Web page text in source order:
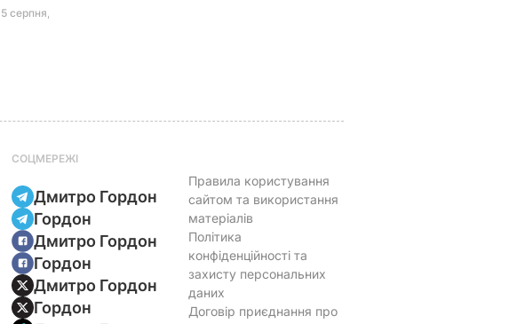
5 серпня, 19.25
СОЦМЕРЕЖІ
Дмитро Гордон
Гордон
Дмитро Гордон
Гордон
Дмитро Гордон
Гордон
Правила користування
сайтом та використання
матеріалів
Політика
конфіденційності та
захисту персональних
даних
Договір приєднання про